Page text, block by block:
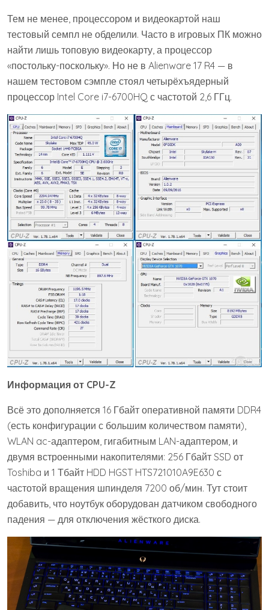
Тем не менее, процессором и видеокартой наш
тестовый семпл не обделили. Часто в игровых ПК можно
найти лишь топовую видеокарту, а процессор
«постольку-поскольку». Но не в Alienware 17 R4 — в
нашем тестовом сэмпле стоял четырёхъядерный
процессор Intel Core i7-6700HQ с частотой 2,6 ГГц.
Информация от CPU-Z
Всё это дополняется 16 Гбайт оперативной памяти DDR4
(есть конфигурации с большим количеством памяти),
WLAN ac-адаптером, гигабитным LAN-адаптером, и
двумя встроенными накопителями: 256 Гбайт SSD от
Toshiba и 1 Тбайт HDD HGST HTS721010A9E630 с
частотой вращения шпинделя 7200 об/мин. Тут стоит
добавить, что ноутбук оборудован датчиком свободного
падения — для отключения жёсткого диска.